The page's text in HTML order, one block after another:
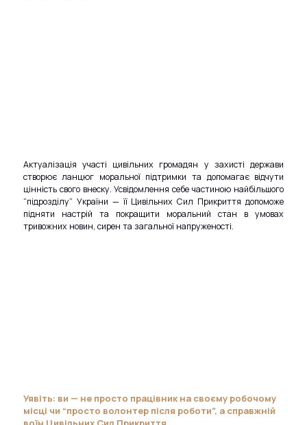
Актуалізація участі цивільних громадян у захисті держави
створює ланцюг моральної підтримки та допомагає відчути
цінність свого внеску. Усвідомлення себе частиною найбільшого
“підрозділу” України — її Цивільних Сил Прикриття допоможе
підняти настрій та покращити моральний стан в умовах
тривожних новин, сирен та загальної напруженості.
Уявіть: ви — не просто працівник на своєму робочому
місці чи “просто волонтер після роботи”, а справжній